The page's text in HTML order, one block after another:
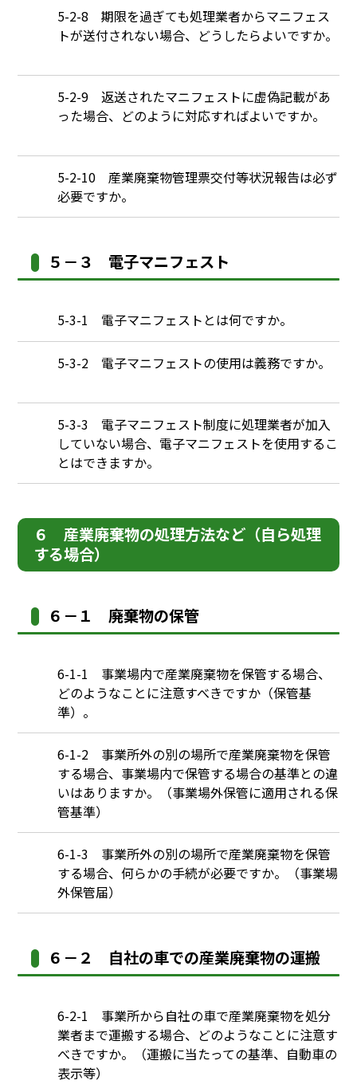
5-2-8 期限を過ぎても処理業者からマニフェス
トが送付されない場合、どうしたらよいですか。
5-2-9 返送されたマニフェストに虚偽記載があ
った場合、どのように対応すればよいですか。
5-2-10 産業廃棄物管理票交付等状況報告は必ず
必要ですか。
５－３ 電子マニフェスト
5-3-1 電子マニフェストとは何ですか。
5-3-2 電子マニフェストの使用は義務ですか。
5-3-3 電子マニフェスト制度に処理業者が加入
していない場合、電子マニフェストを使用するこ
とはできますか。
６ 産業廃棄物の処理方法など（自ら処理
する場合）
６－１ 廃棄物の保管
6-1-1 事業場内で産業廃棄物を保管する場合、
どのようなことに注意すべきですか（保管基
準）。
6-1-2 事業所外の別の場所で産業廃棄物を保管
する場合、事業場内で保管する場合の基準との違
いはありますか。（事業場外保管に適用される保
管基準）
6-1-3 事業所外の別の場所で産業廃棄物を保管
する場合、何らかの手続が必要ですか。（事業場
外保管届）
６－２ 自社の車での産業廃棄物の運搬
6-2-1 事業所から自社の車で産業廃棄物を処分
業者まで運搬する場合、どのようなことに注意す
べきですか。（運搬に当たっての基準、自動車の
表示等）